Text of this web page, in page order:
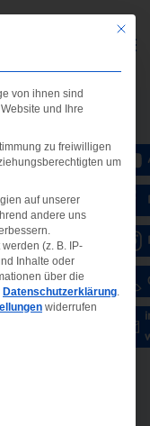
Mit
von ihnen sind
und Ihre
zu freiwilligen
um
auf unserer
andere uns
(z. B. IP-
Inhalte oder
über die
Datenschutzerklärung.
widerrufen
für die